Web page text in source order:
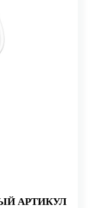
АРТИКУЛ